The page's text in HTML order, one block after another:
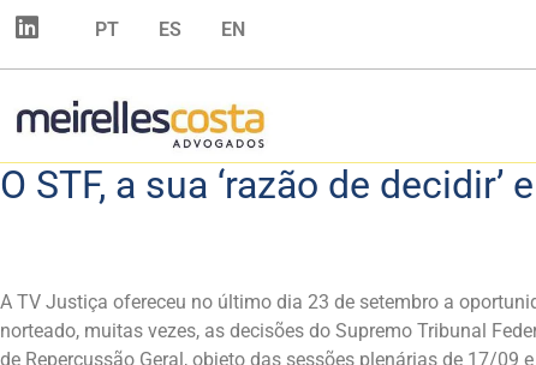
PT ES EN
O STF, a sua ‘razão de
A TV Justiça ofereceu no último dia 23 de setembro a
norteado, muitas vezes, as decisões do Supremo Tribunal
de Repercussão Geral, objeto das sessões plenárias de 17/09